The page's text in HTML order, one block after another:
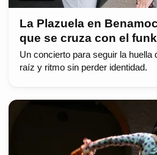
La Plazuela en
que se cruza con el funk
Un concierto para seguir la huella
raíz y ritmo sin perder identidad.